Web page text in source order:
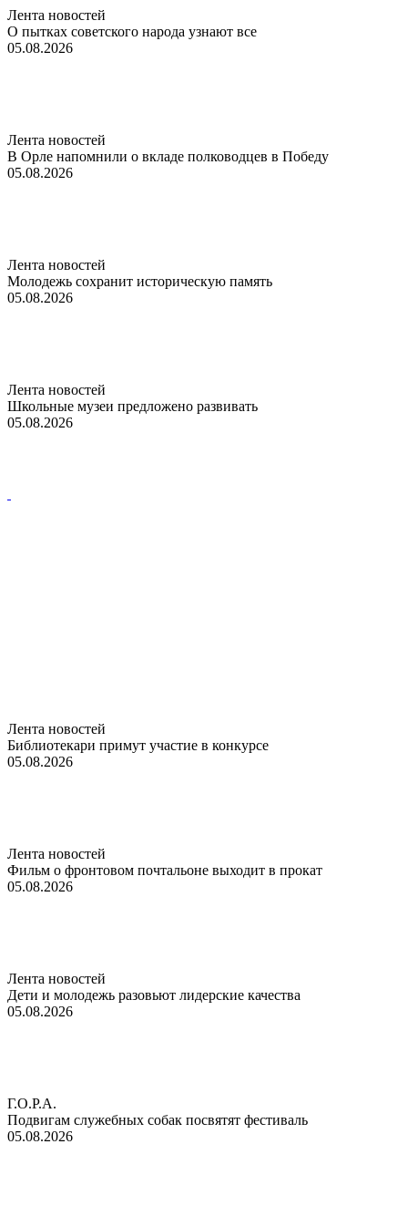
Лента новостей
О пытках советского народа узнают все
05.08.2026
Лента новостей
В Орле напомнили о вкладе полководцев в Победу
05.08.2026
Лента новостей
Молодежь сохранит историческую память
05.08.2026
Лента новостей
Школьные музеи предложено развивать
05.08.2026
Лента новостей
Библиотекари примут участие в конкурсе
05.08.2026
Лента новостей
Фильм о фронтовом почтальоне выходит в прокат
05.08.2026
Лента новостей
Дети и молодежь разовьют лидерские качества
05.08.2026
Г.О.Р.А.
Подвигам служебных собак посвятят фестиваль
05.08.2026